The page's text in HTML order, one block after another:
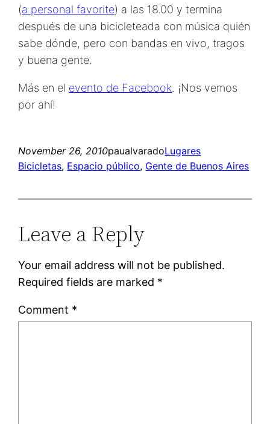
(a personal favorite) a las 18.00 y termina
después de una bicicleteada con música quién
sabe dónde, pero con bandas en vivo, tragos
y buena gente.
Más en el evento de Facebook. ¡Nos vemos
por ahí!
November 26, 2010paualvaradoLugares
Bicicletas, Espacio público, Gente de Buenos Aires
Leave a Reply
Your email address will not be published.
Required fields are marked *
Comment *